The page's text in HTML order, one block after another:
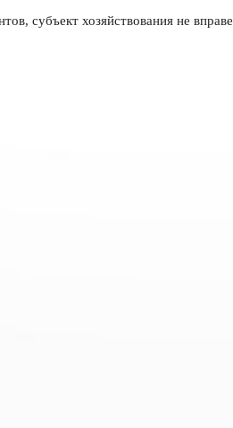
субъект хозяйствования не вправе